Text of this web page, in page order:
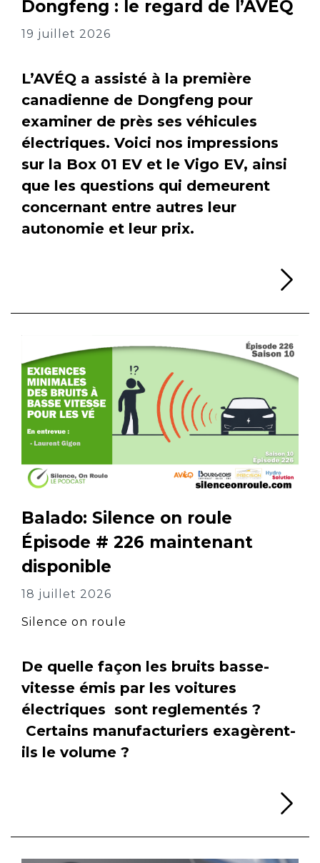
Dongfeng : le regard de l’AVÉQ
19 juillet 2026
L’AVÉQ a assisté à la première
canadienne de Dongfeng pour
examiner de près ses véhicules
électriques. Voici nos impressions
sur la Box 01 EV et le Vigo EV, ainsi
que les questions qui demeurent
concernant entre autres leur
autonomie et leur prix.
Balado: Silence on roule
Épisode # 226 maintenant
disponible
18 juillet 2026
Silence on roule
De quelle façon les bruits basse-
vitesse émis par les voitures
électriques sont reglementés ?
Certains manufacturiers exagèrent-
ils le volume ?